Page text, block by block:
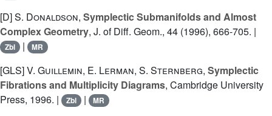
[D]S. Donaldson, Symplectic Submanifolds and Almost
Complex Geometry, J. of Diff. Geom., 44 (1996), 666-705. |
Zbl | MR
[GLS]V. Guillemin, E. Lerman, S. Sternberg, Symplectic
Fibrations and Multiplicity Diagrams, Cambridge University
Press, 1996. |
Zbl | MR